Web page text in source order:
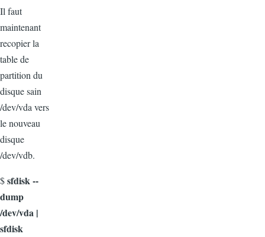
Il faut
maintenant
recopier la
table de
partition du
disque sain
/dev/vda vers
le nouveau
disque
/dev/vdb.
$sfdisk --
dump
/dev/vda |
sfdisk